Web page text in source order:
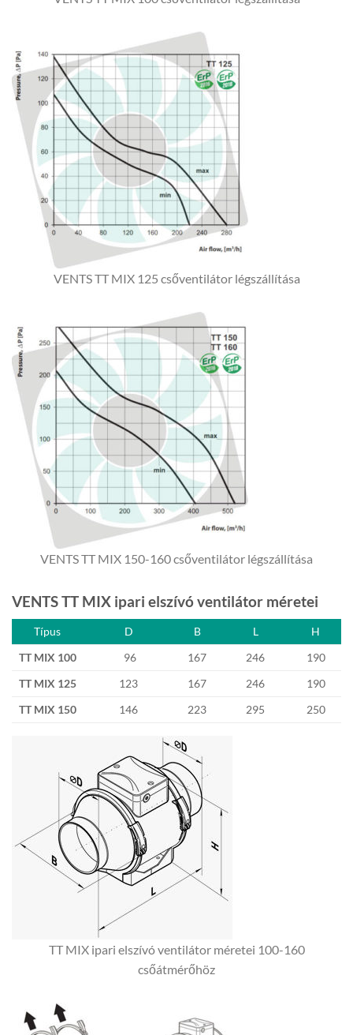
VENTS TT MIX 125 csőventilátor légszállítása
VENTS TT MIX 150-160 csőventilátor légszállítása
VENTS TT MIX ipari elszívó ventilátor méretei
TT MIX 100 96 167 246
190
TT MIX 125
123 167 246
190
TT MIX 150
146 223 295 250
Típus D B L H
TT MIX ipari elszívó ventilátor méretei 100-160
csőátmérőhöz